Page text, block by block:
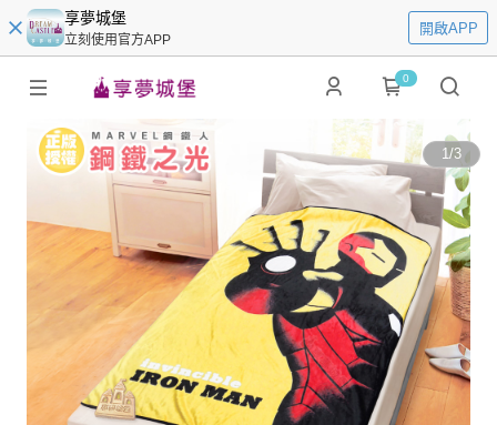
享夢城堡
立刻使用官方APP
開啟APP
0
1/3